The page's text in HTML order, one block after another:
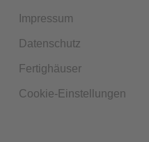
Impressum
Datenschutz
Fertighäuser
Cookie-Einstellungen